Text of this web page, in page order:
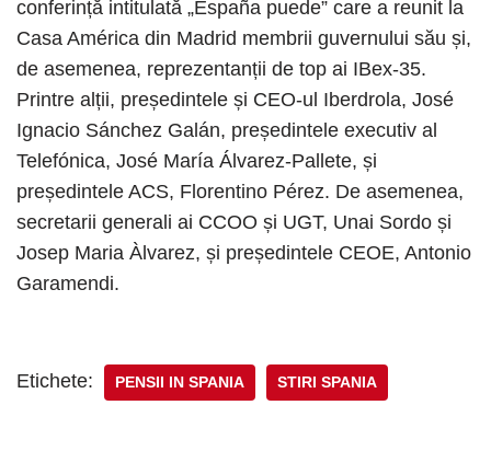
conferință intitulată „España puede” care a reunit la
Casa América din Madrid membrii guvernului său și,
de asemenea, reprezentanții de top ai IBex-35.
Printre alții, președintele și CEO-ul Iberdrola, José
Ignacio Sánchez Galán, președintele executiv al
Telefónica, José María Álvarez-Pallete, și
președintele ACS, Florentino Pérez. De asemenea,
secretarii generali ai CCOO și UGT, Unai Sordo și
Josep Maria Àlvarez, și președintele CEOE, Antonio
Garamendi.
Etichete: PENSII IN SPANIA STIRI SPANIA